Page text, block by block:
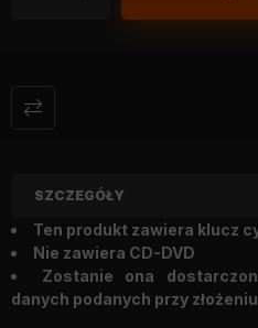
SZCZEGÓŁY
Ten produkt zawiera klucz
Nie zawiera CD-DVD
Zostanie ona
danych podanych przy